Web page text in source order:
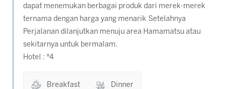
dapat menemukan berbagai produk dari merek-merek
ternama dengan harga yang menarik Setelahnya
Perjalanan dilanjutkan menuju area Hamamatsu atau
sekitarnya untuk bermalam.
Hotel : *4
Breakfast Dinner